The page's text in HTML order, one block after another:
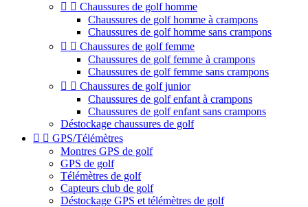
  Chaussures de golf homme
Chaussures de golf homme à crampons
Chaussures de golf homme sans crampons
  Chaussures de golf femme
Chaussures de golf femme à crampons
Chaussures de golf femme sans crampons
  Chaussures de golf junior
Chaussures de golf enfant à crampons
Chaussures de golf enfant sans crampons
Déstockage chaussures de golf
  GPS/Télémètres
Montres GPS de golf
GPS de golf
Télémètres de golf
Capteurs club de golf
Déstockage GPS et télémètres de golf